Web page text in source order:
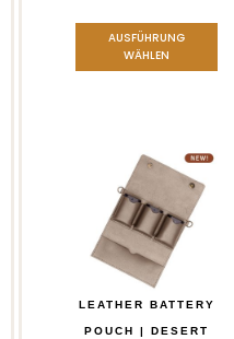
AUSFÜHRUNG
WÄHLEN
LEATHER BATTERY
POUCH | DESERT